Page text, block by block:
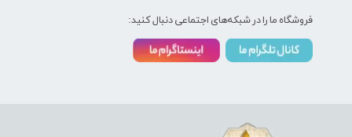
فروشگاه ما را در شبکه‌های اجتماعی دنبال کنید: